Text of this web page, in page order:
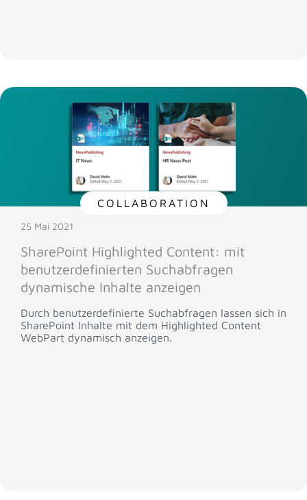
COLLABORATION
25 Mai 2021
SharePoint Highlighted Content: mit
benutzerdefinierten Suchabfragen
dynamische Inhalte anzeigen
Durch benutzerdefinierte Suchabfragen lassen sich in
SharePoint Inhalte mit dem Highlighted Content
WebPart dynamisch anzeigen.